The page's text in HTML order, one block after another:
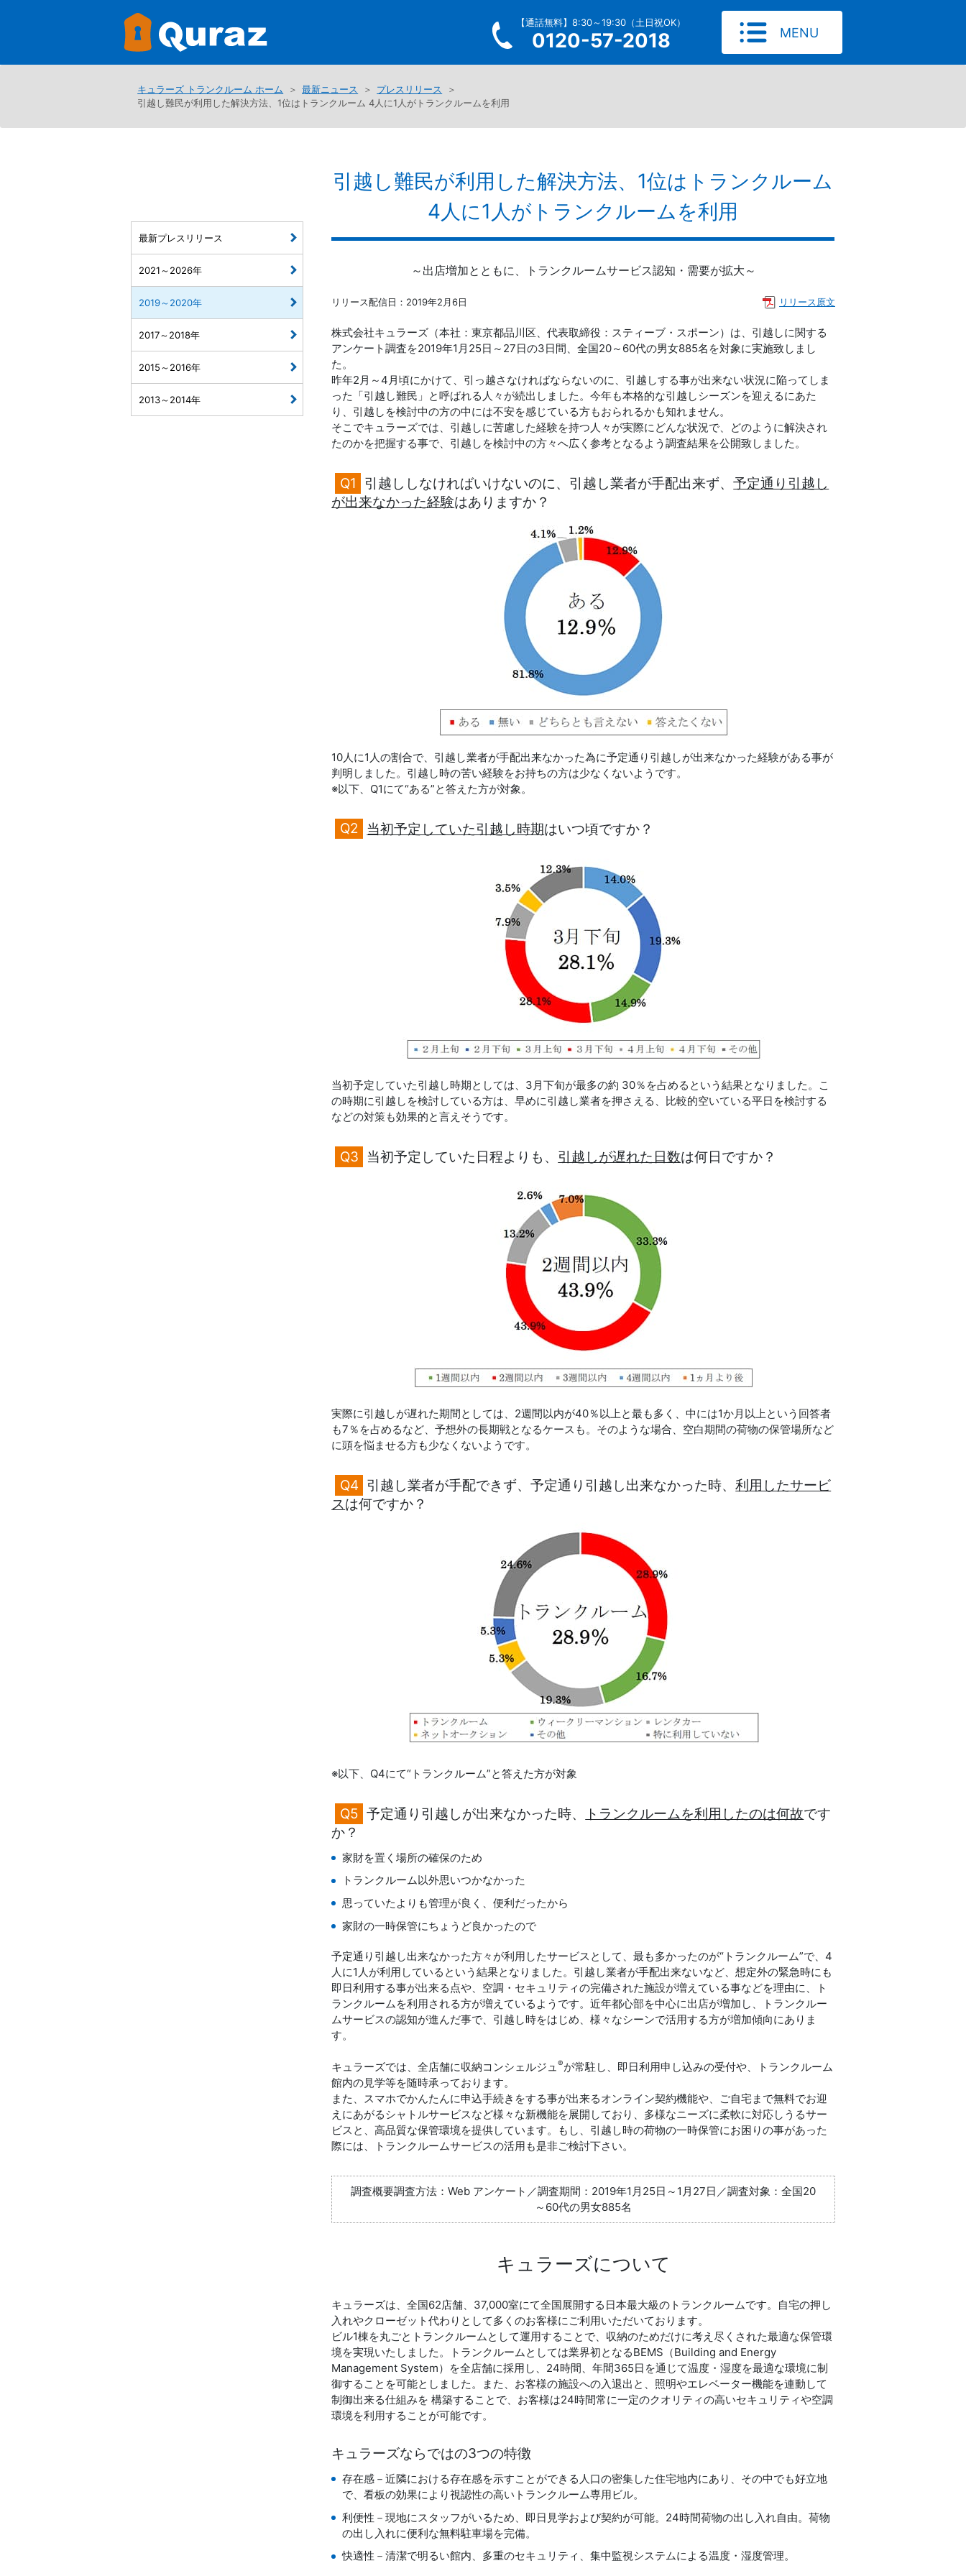
【通話無料】8:30～19:30（土日祝OK）
0120-57-2018 MENU
キュラーズ トランクルーム ホーム 最新ニュース
プレスリリース
引越し難民が利用した解決方法、1位はトランクルーム 4人に1人がトランクルームを利用
引越し難民が利用した解決方法、1位はトランクルーム
4人に1人がトランクルームを利用
～出店増加とともに、トランクルームサービス認知・需要が拡大～
リリース配信日：2019年2月6日 リリース原文
株式会社キュラーズ（本社：東京都品川区、代表取締役：スティーブ・スポーン）は、引越しに関する
アンケート調査を2019年1月25日～27日の3日間、全国20～60代の男女885名を対象に実施致しまし
た。
昨年2月～4月頃にかけて、引っ越さなければならないのに、引越しする事が出来ない状況に陥ってしま
った「引越し難民」と呼ばれる人々が続出しました。今年も本格的な引越しシーズンを迎えるにあた
り、引越しを検討中の方の中には不安を感じている方もおられるかも知れません。
そこでキュラーズでは、引越しに苦慮した経験を持つ人々が実際にどんな状況で、どのように解決され
たのかを把握する事で、引越しを検討中の方々へ広く参考となるよう調査結果を公開致しました。
Q1 引越ししなければいけないのに、引越し業者が手配出来ず、予定通り引越し
が出来なかった経験はありますか？
10人に1人の割合で、引越し業者が手配出来なかった為に予定通り引越しが出来なかった経験がある事が
判明しました。引越し時の苦い経験をお持ちの方は少なくないようです。
※以下、Q1にて“ある”と答えた方が対象。
Q2 当初予定していた引越し時期はいつ頃ですか？
当初予定していた引越し時期としては、3月下旬が最多の約 30％を占めるという結果となりました。こ
の時期に引越しを検討している方は、早めに引越し業者を押さえる、比較的空いている平日を検討する
などの対策も効果的と言えそうです。
Q3 当初予定していた日程よりも、 引越しが遅れた日数は何日ですか？
実際に引越しが遅れた期間としては、2週間以内が40％以上と最も多く、中には1か月以上という回答者
も7％を占めるなど、予想外の長期戦となるケースも。そのような場合、空白期間の荷物の保管場所など
に頭を悩ませる方も少なくないようです。
Q4 引越し業者が手配できず、予定通り引越し出来なかった時、利用したサービ
スは何ですか？
※以下、Q4にて“トランクルーム”と答えた方が対象
Q5 予定通り引越しが出来なかった時、 トランクルームを利用したのは何故です
か？
家財を置く場所の確保のため
トランクルーム以外思いつかなかった
思っていたよりも管理が良く、便利だったから
家財の一時保管にちょうど良かったので
予定通り引越し出来なかった方々が利用したサービスとして、最も多かったのが“トランクルーム”で、4
人に1人が利用しているという結果となりました。引越し業者が手配出来ないなど、想定外の緊急時にも
即日利用する事が出来る点や、空調・セキュリティの完備された施設が増えている事などを理由に、ト
ランクルームを利用される方が増えているようです。近年都心部を中心に出店が増加し、トランクルー
ムサービスの認知が進んだ事で、引越し時をはじめ、様々なシーンで活用する方が増加傾向にありま
す。
キュラーズでは、全店舗に収納コンシェルジュ®が常駐し、即日利用申し込みの受付や、トランクルーム
館内の見学等を随時承っております。
また、スマホでかんたんに申込手続きをする事が出来るオンライン契約機能や、ご自宅まで無料でお迎
えにあがるシャトルサービスなど様々な新機能を展開しており、多様なニーズに柔軟に対応しうるサー
ビスと、高品質な保管環境を提供しています。もし、引越し時の荷物の一時保管にお困りの事があった
際には、トランクルームサービスの活用も是非ご検討下さい。
調査概要調査方法：Web アンケート／調査期間：2019年1月25日～1月27日／調査対象：全国20
～60代の男女885名
キュラーズについて
キュラーズは、全国62店舗、37,000室にて全国展開する日本最大級のトランクルームです。自宅の押し
入れやクローゼット代わりとして多くのお客様にご利用いただいております。
ビル1棟を丸ごとトランクルームとして運用することで、収納のためだけに考え尽くされた最適な保管環
境を実現いたしました。トランクルームとしては業界初となるBEMS（Building and Energy
Management System）を全店舗に採用し、24時間、年間365日を通じて温度・湿度を最適な環境に制
御することを可能としました。また、お客様の施設への入退出と、照明やエレベーター機能を連動して
制御出来る仕組みを 構築することで、お客様は24時間常に一定のクオリティの高いセキュリティや空調
環境を利用することが可能です。
キュラーズならではの3つの特徴
存在感－近隣における存在感を示すことができる人口の密集した住宅地内にあり、その中でも好立地
で、看板の効果により視認性の高いトランクルーム専用ビル。
利便性－現地にスタッフがいるため、即日見学および契約が可能。24時間荷物の出し入れ自由。荷物
の出し入れに便利な無料駐車場を完備。
快適性－清潔で明るい館内、多重のセキュリティ、集中監視システムによる温度・湿度管理。
最新プレスリリース
2021～2026年
2019～2020年
2017～2018年
2015～2016年
2013～2014年